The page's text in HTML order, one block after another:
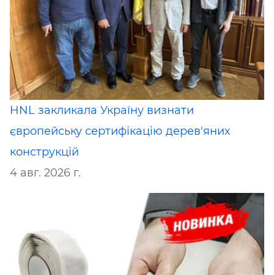
HNL закликала Україну визнати
європейську сертифікацію дерев'яних
конструкцій
4 авг. 2026 г.